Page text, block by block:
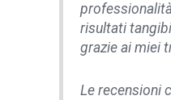
risultati
grazie ai miei
Le recensioni